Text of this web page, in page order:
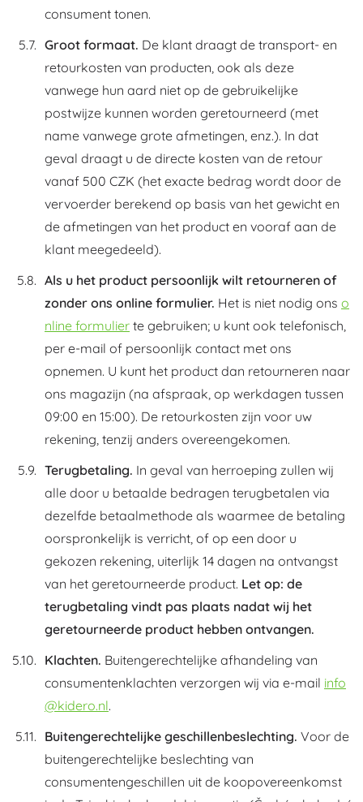
consument tonen.
Groot formaat. De klant draagt de transport- en
retourkosten van producten, ook als deze
vanwege hun aard niet op de gebruikelijke
postwijze kunnen worden geretourneerd (met
name vanwege grote afmetingen, enz.). In dat
geval draagt u de directe kosten van de retour
vanaf 500 CZK (het exacte bedrag wordt door de
vervoerder berekend op basis van het gewicht en
de afmetingen van het product en vooraf aan de
klant meegedeeld).
Als u het product persoonlijk wilt retourneren of
zonder ons online formulier. Het is niet nodig ons o
nline formulier te gebruiken; u kunt ook telefonisch,
per e-mail of persoonlijk contact met ons
opnemen. U kunt het product dan retourneren naar
ons magazijn (na afspraak, op werkdagen tussen
09:00 en 15:00). De retourkosten zijn voor uw
rekening, tenzij anders overeengekomen.
Terugbetaling. In geval van herroeping zullen wij
alle door u betaalde bedragen terugbetalen via
dezelfde betaalmethode als waarmee de betaling
oorspronkelijk is verricht, of op een door u
gekozen rekening, uiterlijk 14 dagen na ontvangst
van het geretourneerde product. Let op: de
terugbetaling vindt pas plaats nadat wij het
geretourneerde product hebben ontvangen.
Klachten. Buitengerechtelijke afhandeling van
consumentenklachten verzorgen wij via e-mail info
@kidero.nl.
Buitengerechtelijke geschillenbeslechting. Voor de
buitengerechtelijke beslechting van
consumentengeschillen uit de koopovereenkomst